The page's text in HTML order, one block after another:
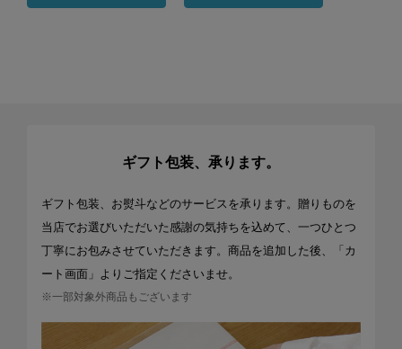
ギフト包装、承ります。
ギフト包装、お熨斗などのサービスを承ります。贈りものを
当店でお選びいただいた感謝の気持ちを込めて、一つひとつ
丁寧にお包みさせていただきます。商品を追加した後、「カ
ート画面」よりご指定くださいませ。
※一部対象外商品もございます